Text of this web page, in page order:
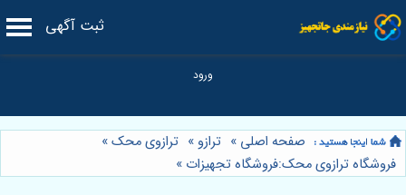
ثبت آگهی
صفحه اصلی » ترازو » ترازوی محک»
فروشگاه ترازوی محک:فروشگاه تجهیزات »